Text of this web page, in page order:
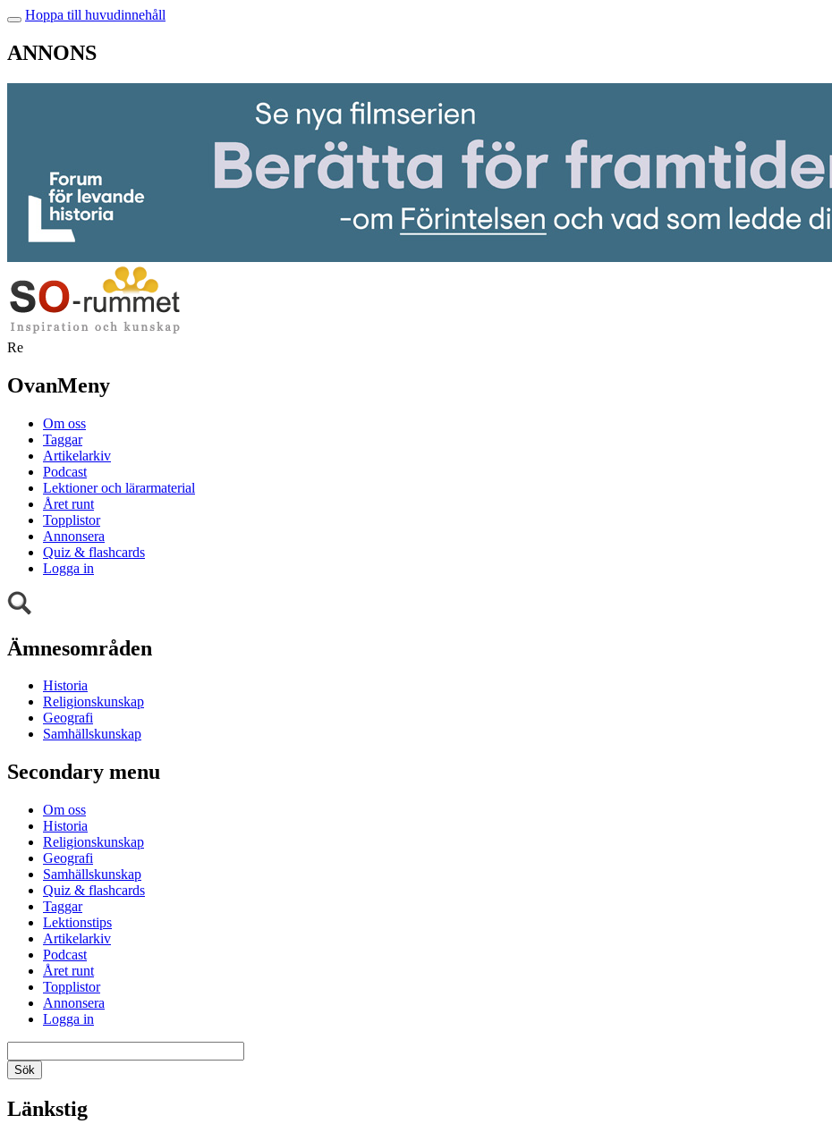
Hoppa till huvudinnehåll
ANNONS
Re
OvanMeny
Om oss
Taggar
Artikelarkiv
Podcast
Lektioner och lärarmaterial
Året runt
Topplistor
Annonsera
Quiz & flashcards
Logga in
Ämnesområden
Historia
Religionskunskap
Geografi
Samhällskunskap
Secondary menu
Om oss
Historia
Religionskunskap
Geografi
Samhällskunskap
Quiz & flashcards
Taggar
Lektionstips
Artikelarkiv
Podcast
Året runt
Topplistor
Annonsera
Logga in
Länkstig